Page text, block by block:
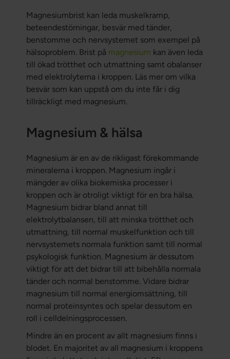
Magnesiumbrist kan leda muskelkramp,
beteendestörningar, besvär med tänder,
benstomme och nervsystemet som exempel på
hälsoproblem. Brist på magnesium kan även leda
till ökad trötthet och utmattning samt obalanser
med elektrolyterna i kroppen. Läs mer om vilka
besvär som kan uppstå om du inte får i dig
tillräckligt med magnesium.
Magnesium & hälsa
Magnesium är en av de rikligast förekommande
mineralerna i kroppen. Magnesium ingår i
mängder av olika biokemiska processer i
kroppen och är otroligt viktigt för en bra hälsa.
Magnesium bidrar bland annat till
elektrolytbalansen, till att minska trötthet och
utmattning, till normal muskelfunktion och till
nervsystemets normala funktion samt till normal
psykologisk funktion. Magnesium är dessutom
viktigt för att det bidrar till att bibehålla normala
tänder och normal benstomme. Vidare bidrar
magnesium till normal energiomsättning, till
normal proteinsyntes och spelar dessutom en
roll i celldelningsprocessen.
Mindre än en procent av allt magnesium finns i
blodet. En majoritet av all magnesium i kroppens